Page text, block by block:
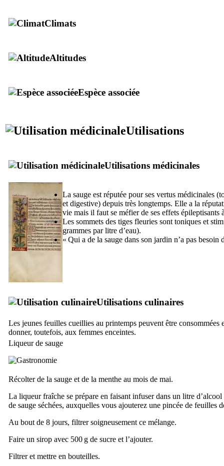
Climats
Altitudes
Espèce associée
Utilisations
Utilisations médicinales
La sauge est réputée pour ses vertus médicinales
et digestive) depuis très longtemps. Elle a la
vie mais il faut se méfier de ses effets épileptisants
Les sommets des tiges fleuries sont toniques et
grammes par litre d’eau).
« Qui a de la sauge dans son jardin n’a pas besoin
Utilisations culinaires
Les jeunes feuilles cueillies au printemps peuvent être consommées
donner, toutefois, aux femmes enceintes.
Liqueur de sauge
Récolter de la sauge et de la menthe au mois de mai.
La liqueur fraîche se prépare en faisant infuser dans un litre d’alcool
de sauge séchées, auxquelles vous ajouterez une pincée de feuilles
Au bout de 8 jours, filtrer soigneusement ce mélange.
Faire un sirop avec 500 g de sucre et l’ajouter.
Filtrer et mettre en bouteilles.